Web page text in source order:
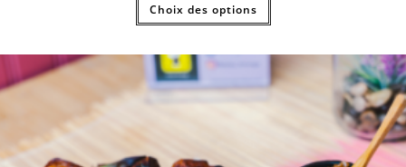
Choix des options